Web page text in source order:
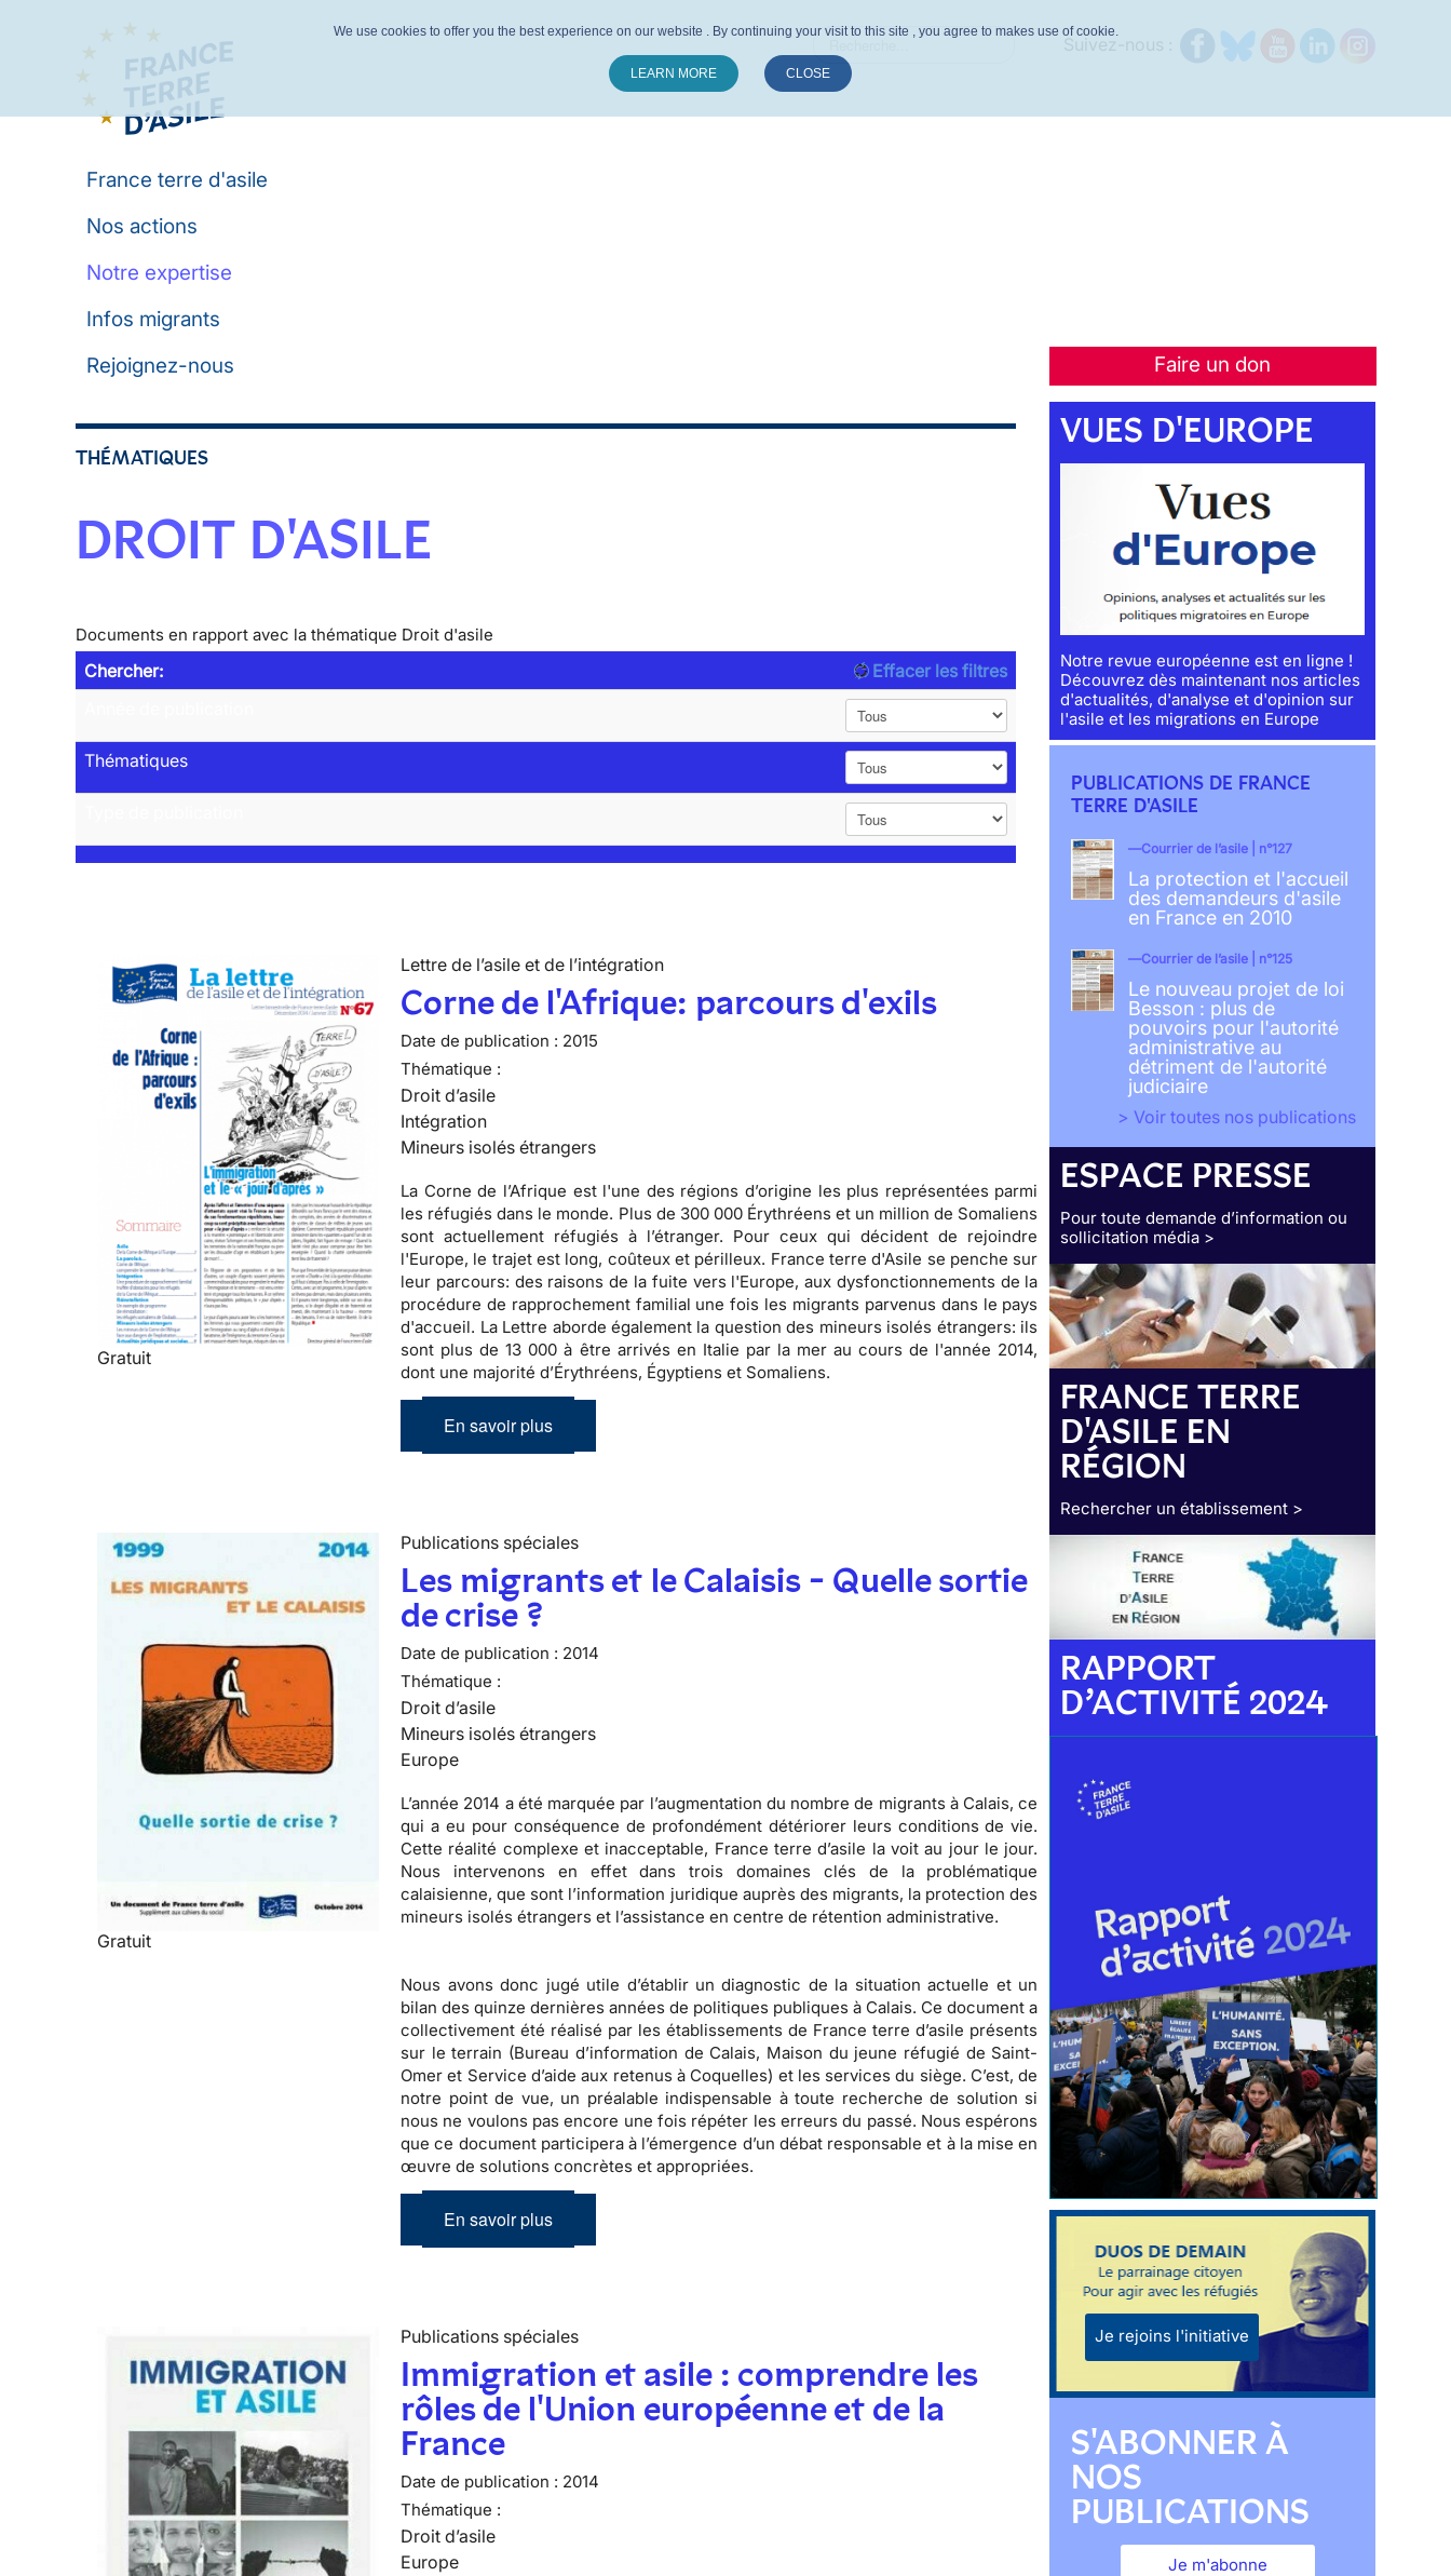
France terre d'asile
Nos actions
Notre expertise
Infos migrants
Faire un don
Rejoignez-nous
THÉMATIQUES
DROIT D'ASILE
Documents en rapport avec la thématique Droit d'asile
Chercher:
Effacer les filtres
Thématiques
Gratuit
Lettre de l’asile et de l’intégration
Corne de l'Afrique: parcours d'exils
Date de publication : 2015
Thématique :
Droit d’asile
Intégration
Mineurs isolés étrangers
La Corne de l’Afrique est l'une des régions d’origine les plus représentées parmi
les réfugiés dans le monde. Plus de 300 000 Érythréens et un million de Somaliens
sont actuellement réfugiés à l’étranger. Pour ceux qui décident de rejoindre
l'Europe, le trajet est long, coûteux et périlleux. France terre d'Asile se penche sur
leur parcours: des raisons de la fuite vers l'Europe, aux dysfonctionnements de la
procédure de rapprochement familial une fois les migrants parvenus dans le pays
d'accueil. La Lettre aborde également la question des mineurs isolés étrangers: ils
sont plus de 13 000 à être arrivés en Italie par la mer au cours de l'année 2014,
dont une majorité d’Érythréens, Égyptiens et Somaliens.
En savoir plus
Gratuit
Publications spéciales
Les migrants et le Calaisis - Quelle sortie
de crise ?
Date de publication : 2014
Thématique :
Droit d’asile
Mineurs isolés étrangers
Europe
L’année 2014 a été marquée par l’augmentation du nombre de migrants à Calais, ce
qui a eu pour conséquence de profondément détériorer leurs conditions de vie.
Cette réalité complexe et inacceptable, France terre d’asile la voit au jour le jour.
Nous intervenons en effet dans trois domaines clés de la problématique
calaisienne, que sont l’information juridique auprès des migrants, la protection des
mineurs isolés étrangers et l’assistance en centre de rétention administrative.
Nous avons donc jugé utile d’établir un diagnostic de la situation actuelle et un
bilan des quinze dernières années de politiques publiques à Calais. Ce document a
collectivement été réalisé par les établissements de France terre d’asile présents
sur le terrain (Bureau d’information de Calais, Maison du jeune réfugié de Saint-
Omer et Service d’aide aux retenus à Coquelles) et les services du siège. C’est, de
notre point de vue, un préalable indispensable à toute recherche de solution si
nous ne voulons pas encore une fois répéter les erreurs du passé. Nous espérons
que ce document participera à l’émergence d’un débat responsable et à la mise en
œuvre de solutions concrètes et appropriées.
En savoir plus
Publications spéciales
Immigration et asile : comprendre les
rôles de l'Union européenne et de la
France
Date de publication : 2014
Thématique :
Droit d’asile
Europe
VUES D'EUROPE
Notre revue européenne est en ligne !
Découvrez dès maintenant nos articles
d'actualités, d'analyse et d'opinion sur
l'asile et les migrations en Europe
PUBLICATIONS DE FRANCE
TERRE D'ASILE
Courrier de l’asile | n°127
La protection et l'accueil
des demandeurs d'asile
en France en 2010
Courrier de l’asile | n°125
Le nouveau projet de loi
Besson : plus de
pouvoirs pour l'autorité
administrative au
détriment de l'autorité
judiciaire
> Voir toutes nos publications
ESPACE PRESSE
Pour toute demande d’information ou
sollicitation média >
FRANCE TERRE
D'ASILE EN
RÉGION
Rechercher un établissement >
RAPPORT
D’ACTIVITÉ 2024
Je rejoins l'initiative
S'ABONNER À
NOS
PUBLICATIONS
Je m'abonne
We use cookies to offer you the best experience on our website . By continuing your visit to this site , you agree to makes use of cookie.
LEARN MORE CLOSE